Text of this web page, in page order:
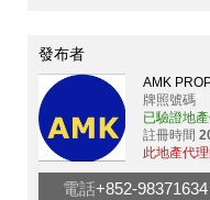
發布者
AMK
牌照號碼
已驗證地
註冊時間
此地產代
電話+852-98371634